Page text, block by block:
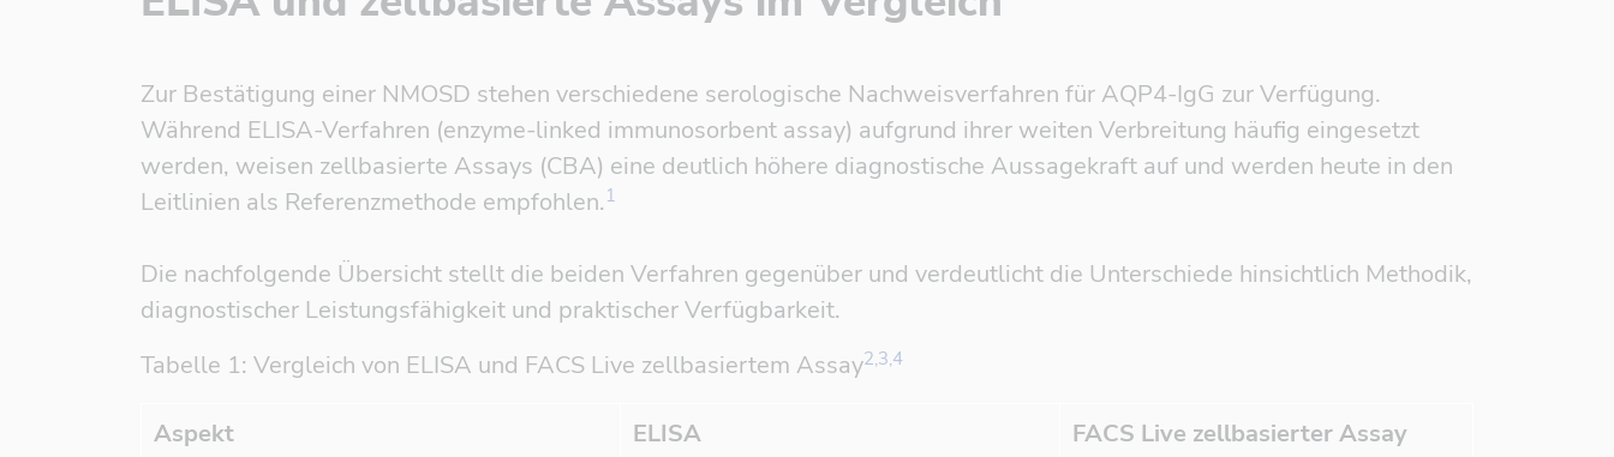
Zur Bestätigung einer NMOSD stehen verschiedene serologische Nachweisverfahren für AQP4-IgG zur Verfügung.
Während ELISA-Verfahren (enzyme-linked immunosorbent assay) aufgrund ihrer weiten Verbreitung häufig eingesetzt
werden, weisen zellbasierte Assays (CBA) eine deutlich höhere diagnostische Aussagekraft auf und werden heute in den
Leitlinien als Referenzmethode empfohlen. Referenz öffnen
1
Die nachfolgende Übersicht stellt die beiden Verfahren gegenüber und verdeutlicht die Unterschiede hinsichtlich Methodik,
diagnostischer Leistungsfähigkeit und praktischer Verfügbarkeit.
Tabelle 1: Vergleich von ELISA und FACS Live zellbasiertem AssayReferenz öffnen
2,3,4
Aspekt ELISA FACS Live zellbasierter Assay